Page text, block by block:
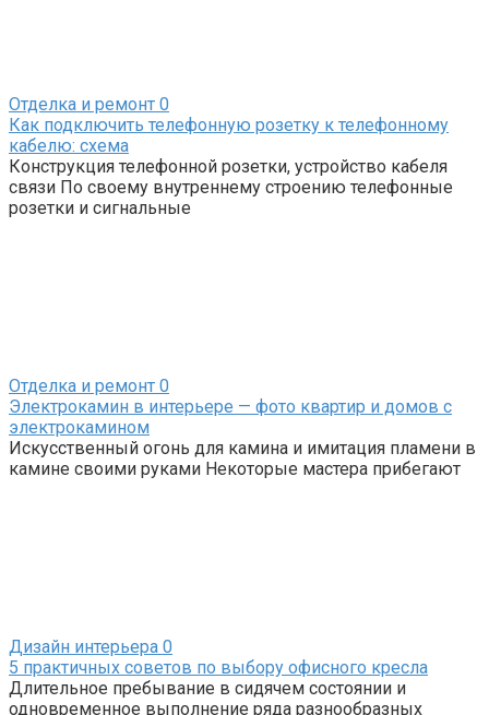
Отделка и ремонт 0
Как подключить телефонную розетку к телефонному
кабелю: схема
Конструкция телефонной розетки, устройство кабеля
связи По своему внутреннему строению телефонные
розетки и сигнальные
Отделка и ремонт 0
Электрокамин в интерьере — фото квартир и домов с
электрокамином
Искусственный огонь для камина и имитация пламени в
камине своими руками Некоторые мастера прибегают
Дизайн интерьера 0
5 практичных советов по выбору офисного кресла
Длительное пребывание в сидячем состоянии и
одновременное выполнение ряда разнообразных